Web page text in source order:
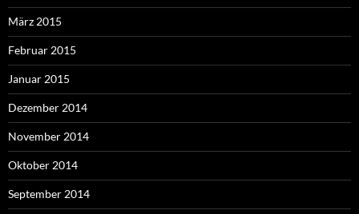
März 2015
Februar 2015
Januar 2015
Dezember 2014
November 2014
Oktober 2014
September 2014